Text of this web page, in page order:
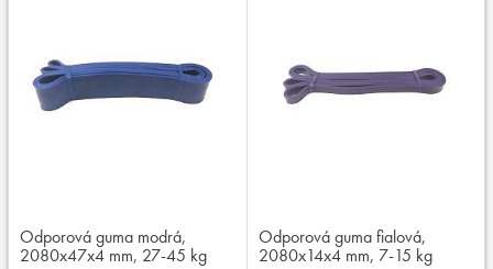
Odporová guma modrá,
2080x47x4 mm, 27-45 kg
Odporová guma fialová,
2080x14x4 mm, 7-15 kg